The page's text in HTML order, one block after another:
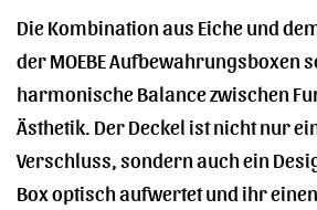
Die Kombination aus Eiche und
der MOEBE Aufbewahrungsboxen
harmonische Balance zwischen
Ästhetik. Der Deckel ist nicht nur
Verschluss, sondern auch ein
Box optisch aufwertet und ihr